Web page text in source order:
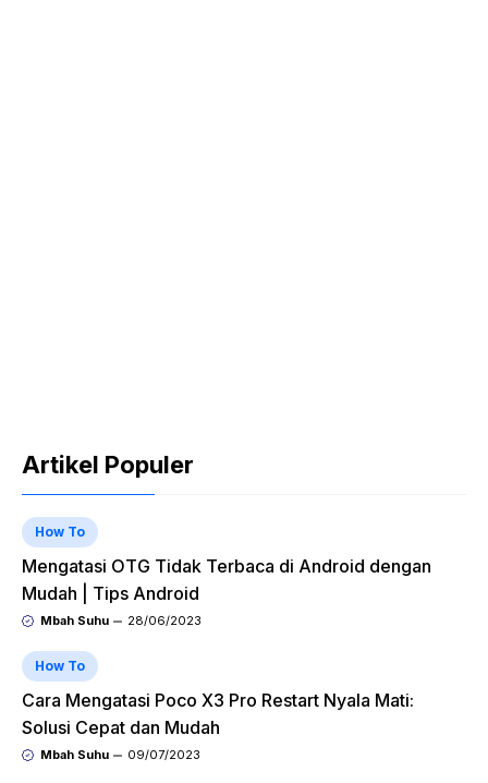
Artikel Populer
How To
Mengatasi OTG Tidak Terbaca di Android dengan
Mudah | Tips Android
Mbah Suhu 28/06/2023
How To
Cara Mengatasi Poco X3 Pro Restart Nyala Mati:
Solusi Cepat dan Mudah
Mbah Suhu 09/07/2023